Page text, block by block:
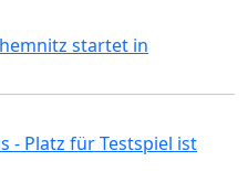
startet in
- Platz für Testspiel ist